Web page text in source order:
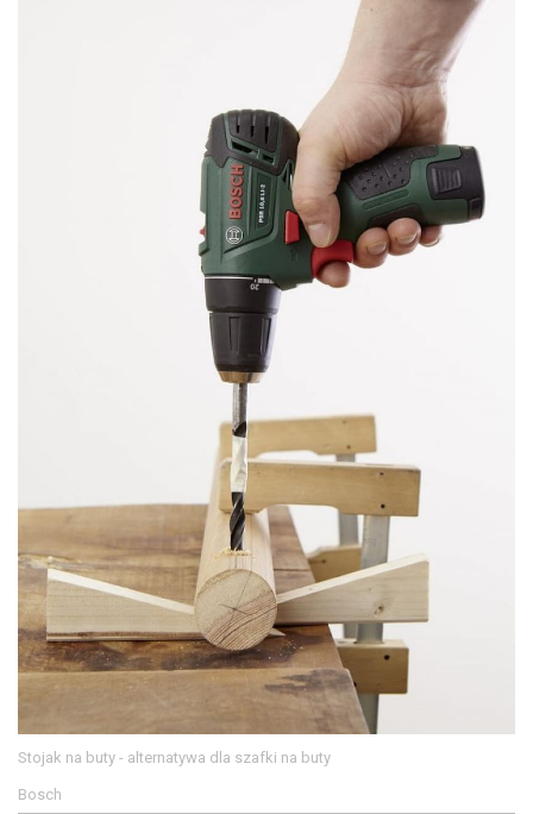
Stojak na buty - alternatywa dla szafki na buty
Bosch